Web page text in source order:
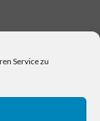
Service zu